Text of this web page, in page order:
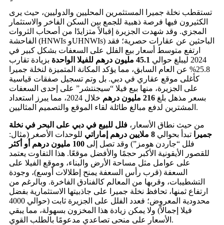
تستقطب نخلة جميرا المستثمرين المحليين والدوليين، حيث يرى
الكثيرون فيها فرصة ذهبية للجمع بين السكن الفاخر والاستثمار
المجزي. وقد شهدت الجزيرة إقبالاً متزايدًا من أصحاب الثروات
الفاحشة (HNWIs وUHNWIs) الباحثين عن عقارات حصرية؛ فقد
ارتفع متوسط أسعار بيع الفلل على السعفات بشكل كبير في
2024 ليبلغ حوالي
45.1 مليون درهم للفيلا الواحدة
بزيادة تقارب
25.8% عن العام السابق، مما يؤكد المكانة المتميزة لنخلة جميرا
كأغلى موقع عقاري في دبي. بل وتم تسجيل صفقات قياسية
على الجزيرة، منها بيع فيلا “سيجنتشر” على إحدى السعفات
بسعر مذهل بلغ 216 مليون درهم
خلال 2024، مما يبرز استعداد
المشترين لدفع مبالغ طائلة لقاء الموقع والتصميم المثاليين.
من حيث نطاق الأسعار، فلل للبيع في دبي على البحر في نخلة
جميرا
تبدأ بحوالي 8 ملايين درهم إماراتي
للوحدات الأصغر (مثال:
فلل “جاردن هومز”) وقد تصل إلى 100 مليون درهم أو أكثر
للقصور الأيقونية الأكبر حجمًا والأفضل موقعًا. هذا التفاوت يعتمد
على عوامل مثل مساحة الأرض والبناء، وموقع الفيلا على
السعفة (قرب رأس السعفة يمنح إطلالات أوسع)، وجودة
التشطيبات، وقربها من المعالم كالفنادق الفاخرة. وبالرغم من
ارتفاع ثمنها، تحافظ نخلة جميرا على جاذبيتها الاستثمارية بفضل
محدودية المعروض؛ فعدد الفلل على الجزيرة ثابت (حوالي 4000
فيلا إجمالاً) ولا يمكن زيادة هذا المخزون بسهولة، مما يبقي
الأسعار على منحى تصاعدي مدعومًا بالطلب القوي.